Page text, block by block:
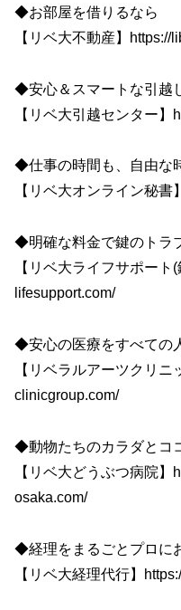
◆お部屋を借りるなら
【リベ大不動産】https://
◆安心＆スマートな引越
【リベ大引越センター
◆仕事の時間も、自由な
【リベ大オンライン秘
◆明確な料金で鍵のトラ
【リベ大ライフサポー
lifesupport.com/
◆安心の医療をすべての
【リベラルアーツクリ
clinicgroup.com/
◆動物たちのカラダとコ
【リベ大どうぶつ病院
osaka.com/
◆経理をまるごとプロに
【リベ大経理代行】